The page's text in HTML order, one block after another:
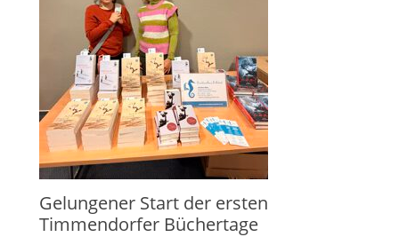
Gelungener Start der ersten
Timmendorfer Büchertage